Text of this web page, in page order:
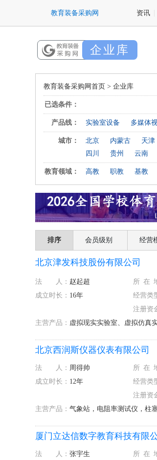
资讯
企业库
教育装备采购网首页 > 企业库
已选条件：
产品线： 实验室设备 多媒体
城市： 北京 内蒙古 天津
四川
贵州 云南
教育领域： 高教 职教 基教
排序 会员级别 经营
北京津发科技股份有限公司
法 人： 赵起超
成立时长： 16年
所 在
经营类
注册资
主营产品： 虚拟现实实验室、虚拟仿真
北京西润斯仪器仪表有限公司
法 人： 周得帅
成立时长： 12年
所 在
经营类
注册资
主营产品： 气象站，电阻率测试仪，柱
厦门立达信数字教育科技有限
法 人： 张宇生
所 在